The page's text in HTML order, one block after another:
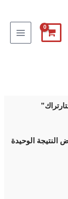
النتيجة الوحيدة